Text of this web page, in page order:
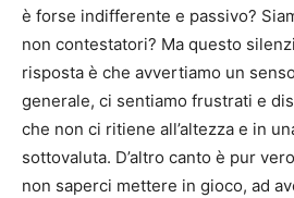
è forse indifferente e passivo?
non contestatori? Ma questo
risposta è che avvertiamo un
generale, ci sentiamo frustrati e
che non ci ritiene all’altezza e in
sottovaluta. D’altro canto è pur
non saperci mettere in gioco, ad